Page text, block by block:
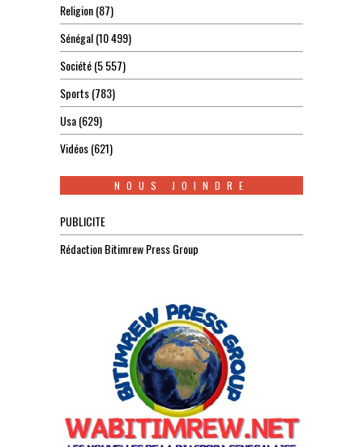
Religion(87)
Sénégal(10 499)
Société(5 557)
Sports(783)
Usa(629)
Vidéos(621)
NOUS JOINDRE
PUBLICITE
Rédaction Bitimrew Press Group